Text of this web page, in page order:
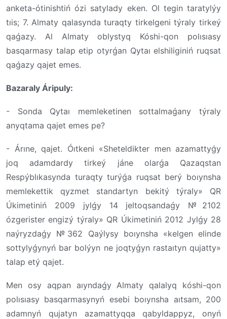
anketa-ótinishtiń ózi satylady eken. Ol tegin taratylýy
tıis; 7. Almaty qalasynda turaqty tirkelgeni týraly tirkeý
qaǵazy. Al Almaty oblystyq Kóshi-qon polısıasy
basqarmasy talap etip otyrǵan Qytaı elshiliginiń ruqsat
qaǵazy qajet emes.
Bazaraly Áripuly:
- Sonda Qytaı memleketinen sottalmaǵany týraly
anyqtama qajet emes pe?
- Árıne, qajet. Óıtkeni «Sheteldikter men azamattyǵy
joq adamdardy tirkeý jáne olarǵa Qazaqstan
Respýblıkasynda turaqty turýǵa ruqsat berý boıynsha
memlekettik qyzmet standartyn bekitý týraly» QR
Úkimetiniń 2009 jylǵy 14 jeltoqsandaǵy №2102
ózgerister engizý týraly» QR Úkimetiniń 2012 Jylǵy 28
naýryzdaǵy №362 Qaýlysy boıynsha «kelgen elinde
sottylyǵynyń bar bolýyn ne joqtyǵyn rastaıtyn qujatty»
talap etý qajet.
Men osy aqpan aıyndaǵy Almaty qalalyq kóshi-qon
polısıasy basqarmasynyń esebi boıynsha aıtsam, 200
adamnyń qujatyn azamattyqqa qabyldappyz, onyń